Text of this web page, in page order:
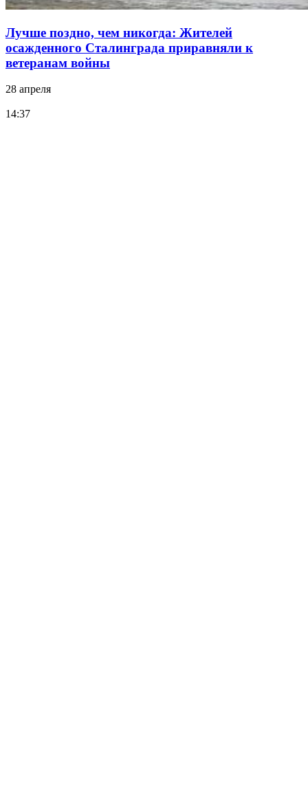
Лучше поздно, чем никогда: Жителей
осажденного Сталинграда приравняли к
ветеранам войны
28 апреля
14:37